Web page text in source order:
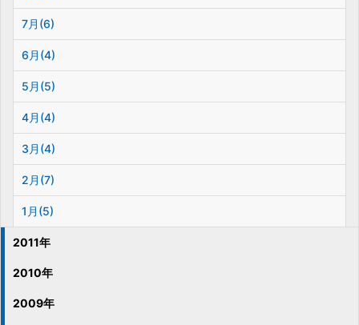
7月(6)
6月(4)
5月(5)
4月(4)
3月(4)
2月(7)
1月(5)
2011年
2010年
2009年